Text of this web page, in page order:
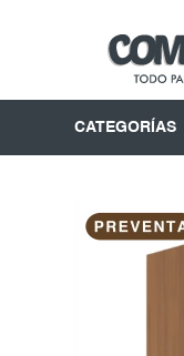
CATEGORÍAS